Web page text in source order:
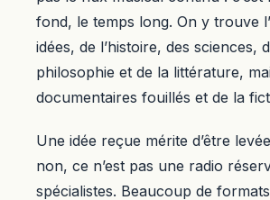
fond, le temps long. On y trouve
idées, de l’histoire, des sciences,
philosophie et de la littérature,
documentaires fouillés et de la
Une idée reçue mérite d’être
non, ce n’est pas une radio
spécialistes. Beaucoup de